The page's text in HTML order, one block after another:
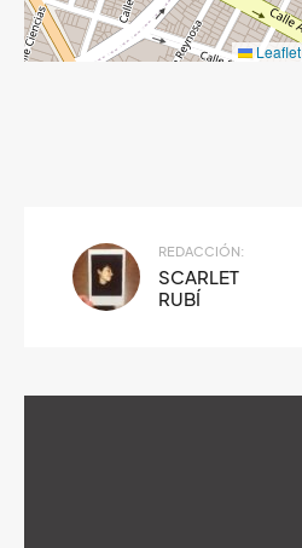
Leaflet
REDACCIÓN:
SCARLET
RUBÍ